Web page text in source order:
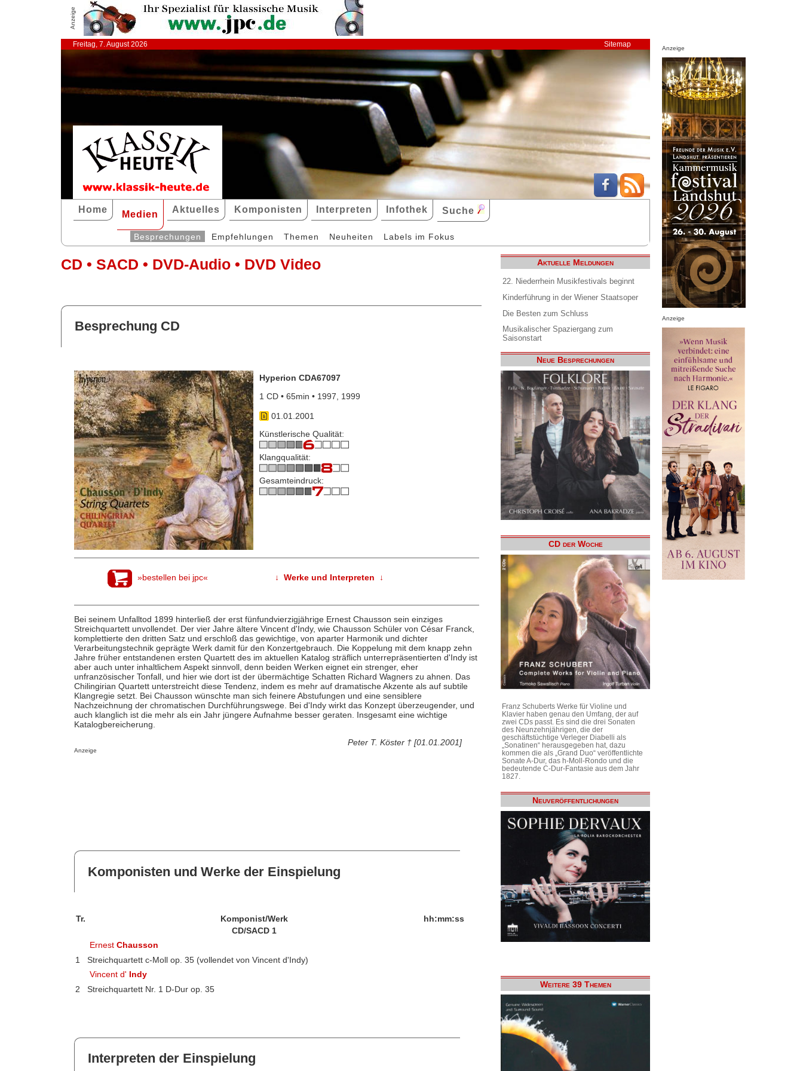
Anzeige
Freitag, 7. August 2026 Sitemap
Home Medien Aktuelles Komponisten Interpreten Infothek Suche
Besprechungen Empfehlungen Themen Neuheiten Labels im Fokus
CD • SACD • DVD-Audio • DVD Video
Besprechung CD
Hyperion CDA67097
1 CD • 65min • 1997, 1999
01.01.2001
Künstlerische Qualität:
Klangqualität:
Gesamteindruck:
»bestellen bei jpc« ↓ Werke und Interpreten ↓
Bei seinem Unfalltod 1899 hinterließ der erst fünfundvierzigjährige Ernest Chausson sein einziges
Streichquartett unvollendet. Der vier Jahre ältere Vincent d'Indy, wie Chausson Schüler von César Franck,
komplettierte den dritten Satz und erschloß das gewichtige, von aparter Harmonik und dichter
Verarbeitungstechnik geprägte Werk damit für den Konzertgebrauch. Die Koppelung mit dem knapp zehn
Jahre früher entstandenen ersten Quartett des im aktuellen Katalog sträflich unterrepräsentierten d'Indy ist
aber auch unter inhaltlichem Aspekt sinnvoll, denn beiden Werken eignet ein strenger, eher
unfranzösischer Tonfall, und hier wie dort ist der übermächtige Schatten Richard Wagners zu ahnen. Das
Chilingirian Quartett unterstreicht diese Tendenz, indem es mehr auf dramatische Akzente als auf subtile
Klangregie setzt. Bei Chausson wünschte man sich feinere Abstufungen und eine sensiblere
Nachzeichnung der chromatischen Durchführungswege. Bei d'Indy wirkt das Konzept überzeugender, und
auch klanglich ist die mehr als ein Jahr jüngere Aufnahme besser geraten. Insgesamt eine wichtige
Katalogbereicherung.
Peter T. Köster † [01.01.2001]
Anzeige
Komponisten und Werke der Einspielung
Tr. Komponist/Werk
hh:mm:ss
CD/SACD 1
ErnestChausson
1
Streichquartett c-Moll op. 35 (vollendet von Vincent d'Indy)
Vincent d' Indy
2
Streichquartett Nr. 1 D-Dur op. 35
Interpreten der Einspielung
Aktuelle Meldungen
22. Niederrhein Musikfestivals beginnt
Kinderführung in der Wiener Staatsoper
Die Besten zum Schluss
Musikalischer Spaziergang zum
Saisonstart
Neue Besprechungen
CD der Woche
Franz Schuberts Werke für Violine und
Klavier haben genau den Umfang, der auf
zwei CDs passt. Es sind die drei Sonaten
des Neunzehnjährigen, die der
geschäftstüchtige Verleger Diabelli als
„Sonatinen“ herausgegeben hat, dazu
kommen die als „Grand Duo“ veröffentlichte
Sonate A-Dur, das h-Moll-Rondo und die
bedeutende C-Dur-Fantasie aus dem Jahr
1827.
Neuveröffentlichungen
Weitere 39 Themen
Anzeige
Anzeige